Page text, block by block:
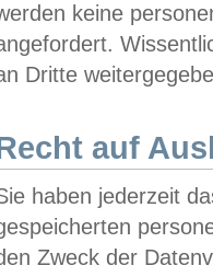
keine
Dritte
auf
haben jederzeit
Zweck der